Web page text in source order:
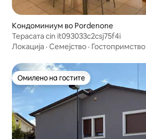
Кондоминиум во Pordenone
Терасата cin it093033c2csj75f4i
Локација · Семејство · Гостопримство
Омилено на гостите
Омилено на гостите